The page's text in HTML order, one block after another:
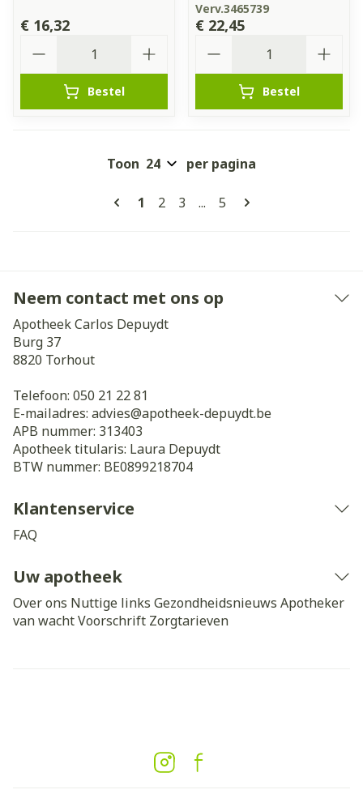
€ 16,32
Bestel
Verv.3465739
€ 22,45
Bestel
Pagina's
U lees momenteel pagina
1 Pagina
2 Pagina
3 ... Pagina
5
Toon per pagina
Neem contact met ons op
Apotheek Carlos Depuydt
Burg 37
8820 Torhout
Telefoon: 050 21 22 81
E-mailadres: advies@apotheek-depuydt.be
APB nummer: 313403
Apotheek titularis: Laura Depuydt
BTW nummer: BE0899218704
Klantenservice
FAQ
Uw apotheek
Over ons Nuttige links Gezondheidsnieuws Apotheker
van wachtVoorschrift Zorgtarieven